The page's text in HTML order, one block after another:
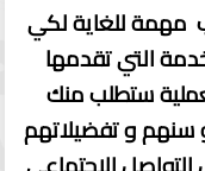
مهمة للغاية لكي
التي تقدمها
ستطلب منك
سنهم و تفضيلاتهم